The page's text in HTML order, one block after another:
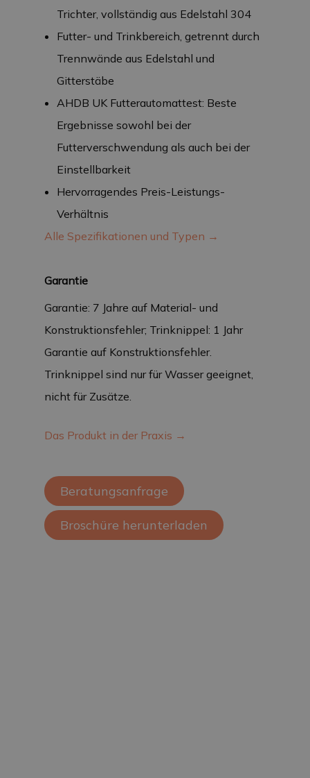
Trichter, vollständig aus Edelstahl 304
Futter- und Trinkbereich, getrennt durch
Trennwände aus Edelstahl und
Gitterstäbe
AHDB UK Futterautomattest: Beste
Ergebnisse sowohl bei der
Futterverschwendung als auch bei der
Einstellbarkeit
Hervorragendes Preis-Leistungs-
Verhältnis
Alle Spezifikationen und Typen →
Garantie
Garantie: 7 Jahre auf Material- und
Konstruktionsfehler; Trinknippel: 1 Jahr
Garantie auf Konstruktionsfehler.
Trinknippel sind nur für Wasser geeignet,
nicht für Zusätze.
Das Produkt in der Praxis →
Beratungsanfrage
Broschüre herunterladen